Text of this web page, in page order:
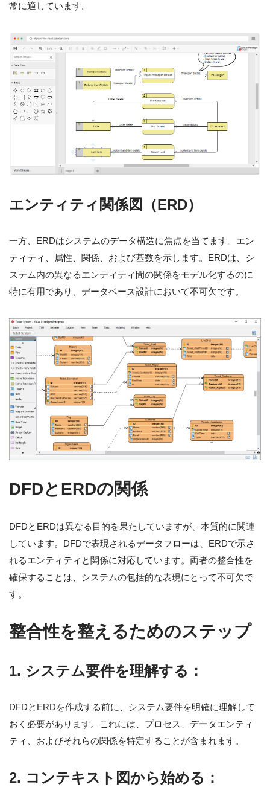
常に適しています。
エンティティ関係図（ERD）
一方、ERDはシステムのデータ構造に焦点を当てます。エン
ティティ、属性、関係、および基数を示します。ERDは、シ
ステム内の異なるエンティティ間の関係をモデル化するのに
特に有用であり、データベース設計において不可欠です。
DFDとERDの関係
DFDとERDは異なる目的を果たしていますが、本質的に関連
しています。DFDで表現されるデータフローは、ERDで示さ
れるエンティティと関係に対応しています。両者の整合性を
確保することは、システムの包括的な表現にとって不可欠で
す。
整合性を整えるためのステップ
1. システム要件を理解する：
DFDとERDを作成する前に、システム要件を明確に理解して
おく必要があります。これには、プロセス、データエンティ
ティ、およびそれらの関係を特定することが含まれます。
2. コンテキスト図から始める：